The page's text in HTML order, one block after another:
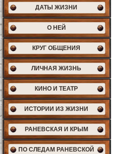
ДАТЫ ЖИЗНИ
О НЕЙ
КРУГ ОБЩЕНИЯ
ЛИЧНАЯ ЖИЗНЬ
КИНО И ТЕАТР
ИСТОРИИ ИЗ ЖИЗНИ
РАНЕВСКАЯ И КРЫМ
ПО СЛЕДАМ РАНЕВСКОЙ